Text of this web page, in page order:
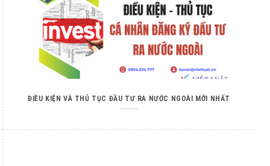
ĐIỀU KIỆN VÀ THỦ TỤC ĐẦU TƯ RA NƯỚC NGOÀI MỚI NHẤT